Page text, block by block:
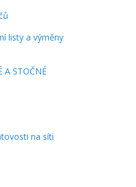
listy a výměny
A STOČNÉ
na síti